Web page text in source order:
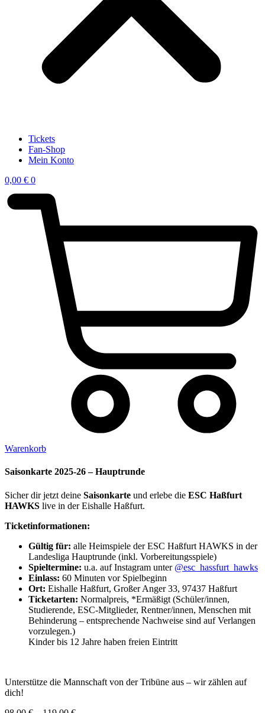
Tickets
Fan-Shop
Mein Konto
0,00 € 0
Warenkorb
Saisonkarte 2025-26 – Hauptrunde
Sicher dir jetzt deine Saisonkarte und erlebe die ESC Haßfurt
HAWKS live in der Eishalle Haßfurt.
Ticketinformationen:
Gültig für: alle Heimspiele der ESC Haßfurt HAWKS in der
Landesliga Hauptrunde (inkl. Vorbereitungsspiele)
Spieltermine: u.a. auf Instagram unter @esc_hassfurt_hawks
Einlass: 60 Minuten vor Spielbeginn
Ort: Eishalle Haßfurt, Großer Anger 33, 97437 Haßfurt
Ticketarten: Normalpreis, *Ermäßigt (Schüler/innen,
Studierende, ESC-Mitglieder, Rentner/innen, Menschen mit
Behinderung – entsprechende Nachweise sind auf Verlangen
vorzulegen.)
Kinder bis 12 Jahre haben freien Eintritt
Unterstütze die Mannschaft von der Tribüne aus – wir zählen auf
dich!